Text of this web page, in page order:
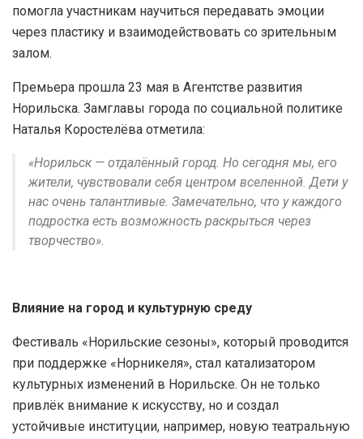
помогла участникам научиться передавать эмоции
через пластику и взаимодействовать со зрительным
залом.
Премьера прошла 23 мая в Агентстве развития
Норильска. Замглавы города по социальной политике
Наталья Коростелёва отметила:
«Норильск — отдалённый город. Но сегодня мы, его
жители, чувствовали себя центром вселенной. Дети у
нас очень талантливые. Замечательно, что у каждого
подростка есть возможность раскрыться через
творчество».
Влияние на город и культурную среду
Фестиваль «Норильские сезоны», который проводится
при поддержке «Норникеля», стал катализатором
культурных изменений в Норильске. Он не только
привлёк внимание к искусству, но и создал
устойчивые институции, например, новую театральную